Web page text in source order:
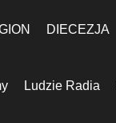
DIECEZJA
Ludzie Radia